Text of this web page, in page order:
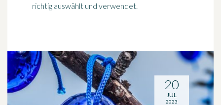
richtig auswählt und verwendet.
20
JUL
2023